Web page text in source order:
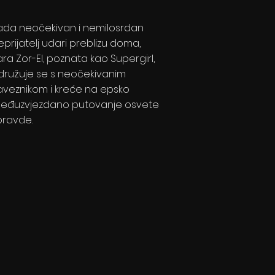
neočekivan i nemilosrdan
udari preblizu doma,
Zor-El, poznata kao Supergirl,
se s neočekivanim
i kreće na epsko
putovanje osvete